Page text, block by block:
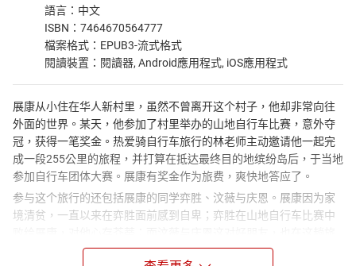
語言：中文
ISBN：7464670564777
檔案格式：EPUB3-流式格式
閱讀裝置：閱讀器, Android應用程式, iOS應用程式
展康从小住在华人新村里，虽然不曾离开这个村子，他却非常向往
外面的世界。某天，他参加了村里举办的山地自行车比赛，意外夺
冠，获得一笔奖金。热爱骑自行车旅行的林老师主动邀请他一起完
成一段255公里的旅程，并打算在抵达最终目的地缤纷岛后，于当地
参加自行车团体大赛。展康有奖金作为旅费，爽快地答应了。
参与这个旅行的还包括展康的同学弈胜、汶薇与庆恩。展康因为家
境清贫，一直以来在弈胜面前感到自卑；弈胜在山地自行车比赛中
途上面临友情的考验。